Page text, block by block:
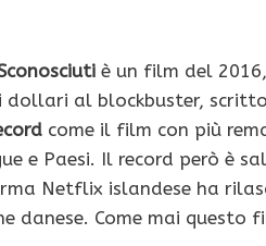
è un film del
dollari al blockbuster,
come il film con più
e Paesi. Il record però è
Netflix islandese ha
danese. Come mai